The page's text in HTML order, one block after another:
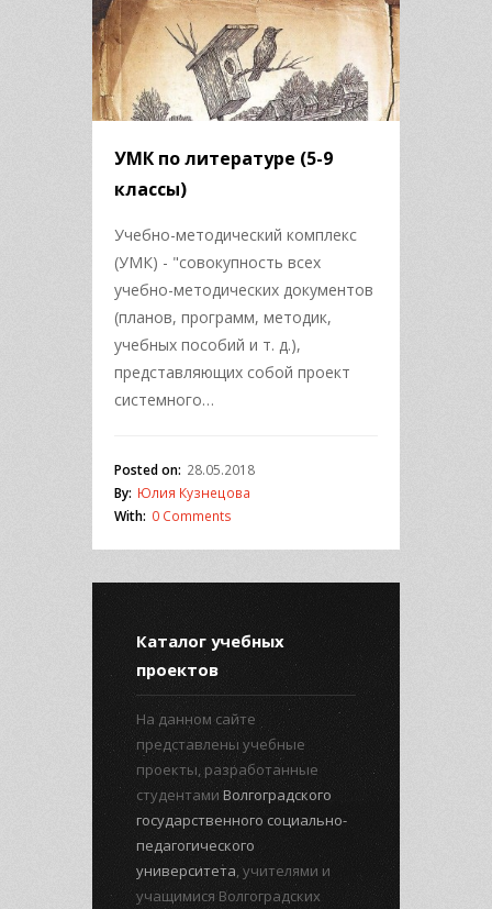
УМК по литературе (5-9
классы)
Учебно-методический комплекс
(УМК) - "совокупность всех
учебно-методических документов
(планов, программ, методик,
учебных пособий и т. д.),
представляющих собой проект
системного…
Posted on: 28.05.2018
By: Юлия Кузнецова
With: 0 Comments
Каталог учебных
проектов
На данном сайте
представлены учебные
проекты, разработанные
студентами Волгоградского
государственного социально-
педагогического
университета, учителями и
учащимися Волгоградских